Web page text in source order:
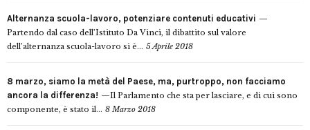
Alternanza scuola-lavoro, potenziare contenuti educativi
Partendo dal caso dell’Istituto Da Vinci, il dibattito sul valore
dell’alternanza scuola-lavoro si è... 5 Aprile 2018
8 marzo, siamo la metà del Paese, ma, purtroppo, non facciamo
ancora la differenza!
Il Parlamento che sta per lasciare, e di cui sono
componente, è stato il... 8 Marzo 2018